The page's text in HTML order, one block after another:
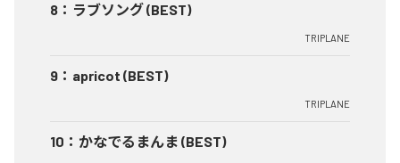
8 ： ラブソング (BEST)
TRIPLANE
9 ： apricot (BEST)
TRIPLANE
10 ： かなでるまんま (BEST)